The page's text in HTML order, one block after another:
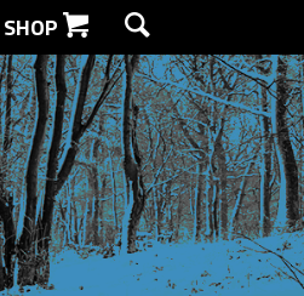
SØG
SHOP